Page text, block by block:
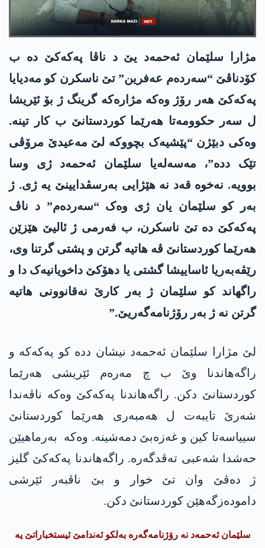
مژارا سلێمان ئەحمەد یێ د ناڤا پەکەکێ دە ب
کۆدناڤێ “سەردەم عەفرین” تێ ناسکرن کو مەدیایا
پەکەکێ ھەر رۆژ وەکە مژارەکە گرینگ ژ بۆ ئێریشا
ل سەر حکوومەتا ھەرێما کوردستانێ ب کار تینە.
وەکی دبێژن “پێشیەک بچووکە لێ مەعیدێ مرۆڤی
تێک ددە”، مەسەلەیا سلێمان ئەحمەد ژی وسا
بوویە. نەخوە قەد نە ھێژایی بەرسڤدایینێ یە ژی. ژ
بەر کو سلێمان یان ژی وەک “سەردەم” د ناڤ
پەکەکێ دە تێ ناسکرن، ب فەرمی ژ ئالیێ ھێزێن
ھەرێما کوردستانێ ڤە ھاتیە گرتن و پشتی گرتنا وی،
رێڤەبەریا ئاساییشا گشتی یا دھۆکێ داخویانیەک دا و
راگھاند کو سلێمان ژ بەر کارێ نەقانوونی ھاتیە
گرتن نە ژ بەر رۆژنامەگەریێ.”
لێ مژارا سلێمان ئەحمەد نیشان ددە کو پەکەکە و
راگەھاندنا وێ ب چ مەرەم ئێریشی ھەرێما
کوردستانێ دکن. راگەھاندنا پەکەکێ وەکە ناڤەندا
شەرێ تایبەت ل ھەمبەری ھەرێما کوردستانێ
سییاسەتا کین و غەزەبێ دمەشینە. وەکە بەرماھیێن
حەشدا شەعبی تەڤدگەرە. راگەھاندنا پەکەکێ گلیز
ژ دەڤێ وان تێ خوار و بێ ناڤبەر ئێرشی
دامودەزگەھێن کوردستانێ دکن.
سلێمان ئەحمەد نە رۆژنامەگەرە بەلکو ئەندامێ ئیستخباراتێ یە